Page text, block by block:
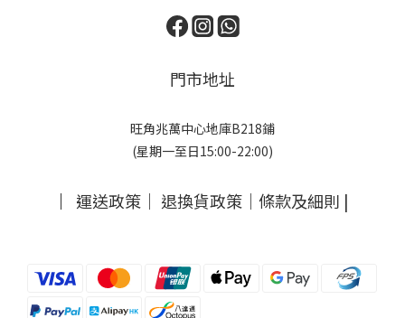
門市地址
旺角兆萬中心地庫B218鋪
(星期一至日15:00-22:00)
｜ 運送政策 ｜ 退換貨政策 ｜ 條款及細則 |